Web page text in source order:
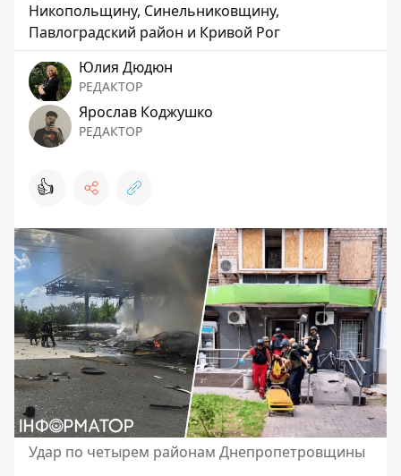
Никопольщину, Синельниковщину,
Павлоградский район и Кривой Рог
Юлия Дюдюн
РЕДАКТОР
Ярослав Коджушко
РЕДАКТОР
👍
Удар по четырем районам Днепропетровщины